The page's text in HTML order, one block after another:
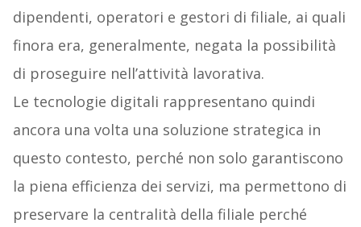
dipendenti, operatori e gestori di filiale, ai quali
finora era, generalmente, negata la possibilità
di proseguire nell’attività lavorativa.
Le tecnologie digitali rappresentano quindi
ancora una volta una soluzione strategica in
questo contesto, perché non solo garantiscono
la piena efficienza dei servizi, ma permettono di
preservare la centralità della filiale perché